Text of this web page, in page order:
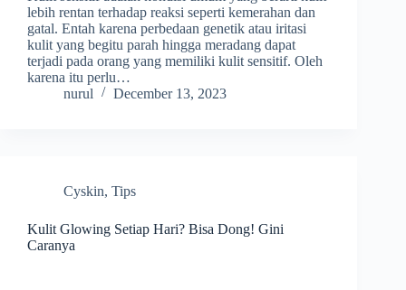
lebih rentan terhadap reaksi seperti kemerahan dan
gatal. Entah karena perbedaan genetik atau iritasi
kulit yang begitu parah hingga meradang dapat
terjadi pada orang yang memiliki kulit sensitif. Oleh
karena itu perlu…
nurul
December 13, 2023
Cyskin, Tips
Kulit Glowing Setiap Hari? Bisa Dong! Gini
Caranya